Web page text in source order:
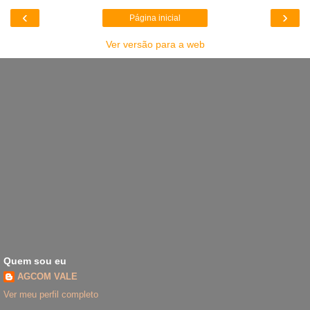
‹ ›
Página inicial
Ver versão para a web
Quem sou eu
AGCOM VALE
Ver meu perfil completo